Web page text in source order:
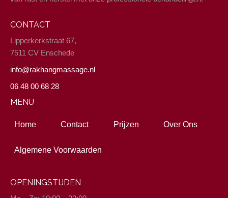
CONTACT
Lipperkerkstraat 67,
7511 CV Enschede
info@rakhangmassage.nl
06 48 00 68 28
MENU
Home Contact Prijzen Over Ons
Algemene Voorwaarden
OPENINGSTIJDEN